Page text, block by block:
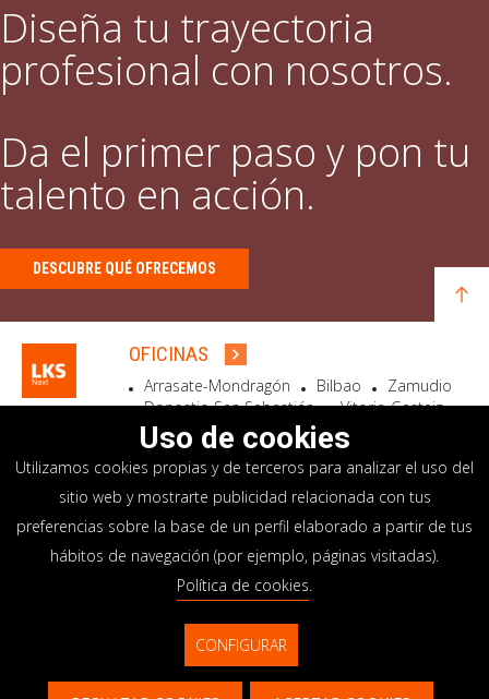
Diseña tu trayectoria
profesional con nosotros.
Da el primer paso y pon tu
talento en acción.
DESCUBRE QUÉ OFRECEMOS
OFICINAS
Arrasate-Mondragón Bilbao
Zamudio
Donostia-San Sebastián
Vitoria-Gasteiz
Madrid
El Astillero Bidart
SEDE SOCIAL
Goiru, 7 Arrasate-Mondragón
CP 20500 GIPUZKOA – SPAIN
+34 900 84 14 14
info@lksnext.com
Aviso legal
Portal de privacidad
Política de cookies
Sistema interno información
Uso de cookies
Utilizamos cookies propias y de terceros para analizar el uso del
sitio web y mostrarte publicidad relacionada con tus
preferencias sobre la base de un perfil elaborado a partir de tus
hábitos de navegación (por ejemplo, páginas visitadas).
Política de cookies.
CONFIGURAR